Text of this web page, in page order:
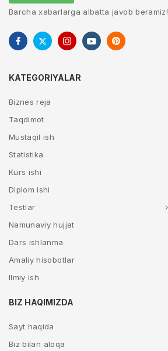
Barcha xabarlarga albatta javob beramiz!
KATEGORIYALAR
Biznes reja
Taqdimot
Mustaqil ish
Statistika
Kurs ishi
Diplom ishi
Testlar
Namunaviy hujjat
Dars ishlanma
Amaliy hisobotlar
Ilmiy ish
BIZ HAQIMIZDA
Sayt haqida
Biz bilan aloqa